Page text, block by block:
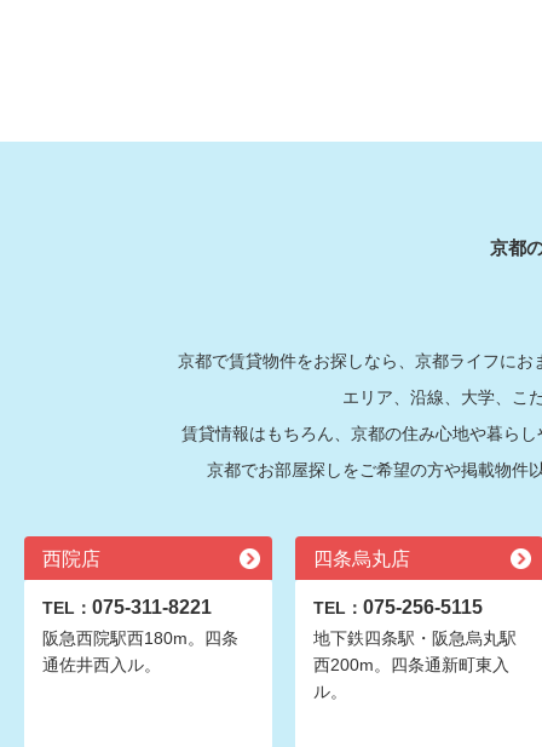
京都
京都で賃貸物件をお探しなら、京都ライフに
エリア、沿線、大学、こ
賃貸情報はもちろん、京都の住み心地や暮ら
京都でお部屋探しをご希望の方や掲載物件
西院店
TEL： 075-311-8221
阪急西院駅西180m。四条
通佐井西入ル。
四条烏丸店
TEL： 075-256-5115
地下鉄四条駅・阪急烏丸駅
西200m。四条通新町東入
ル。